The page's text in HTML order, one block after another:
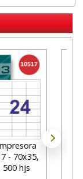
- 70x35,
500 hjs